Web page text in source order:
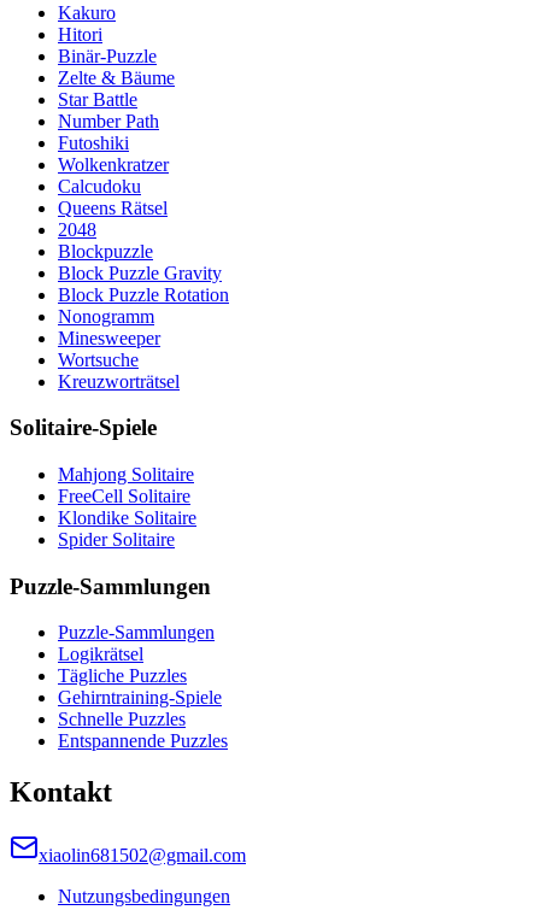
Kakuro
Hitori
Binär-Puzzle
Zelte & Bäume
Star Battle
Number Path
Futoshiki
Wolkenkratzer
Calcudoku
Queens Rätsel
2048
Blockpuzzle
Block Puzzle Gravity
Block Puzzle Rotation
Nonogramm
Minesweeper
Wortsuche
Kreuzworträtsel
Solitaire-Spiele
Mahjong Solitaire
FreeCell Solitaire
Klondike Solitaire
Spider Solitaire
Puzzle-Sammlungen
Puzzle-Sammlungen
Logikrätsel
Tägliche Puzzles
Gehirntraining-Spiele
Schnelle Puzzles
Entspannende Puzzles
Kontakt
xiaolin681502@gmail.com
Nutzungsbedingungen